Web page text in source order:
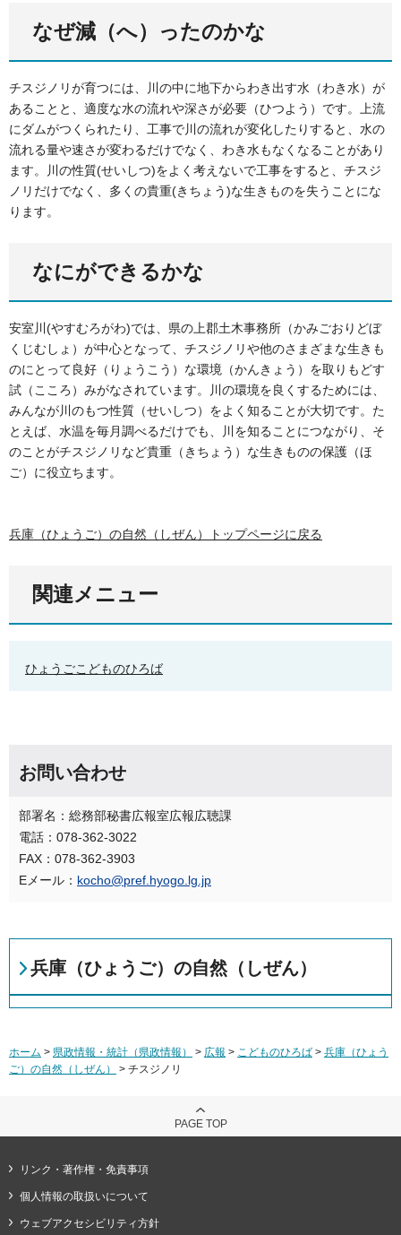
なぜ減（へ）ったのかな
チスジノリが育つには、川の中に地下からわき出す水（わき水）が
あることと、適度な水の流れや深さが必要（ひつよう）です。上流
にダムがつくられたり、工事で川の流れが変化したりすると、水の
流れる量や速さが変わるだけでなく、わき水もなくなることがあり
ます。川の性質(せいしつ)をよく考えないで工事をすると、チスジ
ノリだけでなく、多くの貴重(きちょう)な生きものを失うことにな
ります。
なにができるかな
安室川(やすむろがわ)では、県の上郡土木事務所（かみごおりどぼ
くじむしょ）が中心となって、チスジノリや他のさまざまな生きも
のにとって良好（りょうこう）な環境（かんきょう）を取りもどす
試（こころ）みがなされています。川の環境を良くするためには、
みんなが川のもつ性質（せいしつ）をよく知ることが大切です。た
とえば、水温を毎月調べるだけでも、川を知ることにつながり、そ
のことがチスジノリなど貴重（きちょう）な生きものの保護（ほ
ご）に役立ちます。
兵庫（ひょうご）の自然（しぜん）トップページに戻る
関連メニュー
ひょうごこどものひろば
お問い合わせ
部署名：総務部秘書広報室広報広聴課
電話：078-362-3022
FAX：078-362-3903
Eメール： kocho@pref.hyogo.lg.jp
兵庫（ひょうご）の自然（しぜん）
ホーム > 県政情報・統計（県政情報） > 広報 > こどものひろば > 兵庫（ひょう
ご）の自然（しぜん）
> チスジノリ
PAGE TOP
リンク・著作権・免責事項
個人情報の取扱いについて
ウェブアクセシビリティ方針